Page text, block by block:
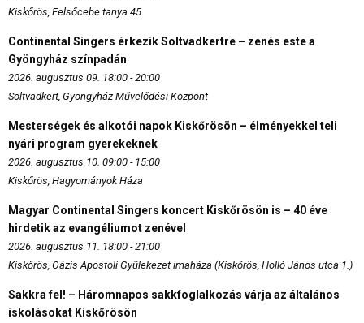
Kiskőrös, Felsőcebe tanya 45.
Continental Singers érkezik Soltvadkertre – zenés este a
Gyöngyház színpadán
2026. augusztus 09. 18:00 - 20:00
Soltvadkert, Gyöngyház Művelődési Központ
Mesterségek és alkotói napok Kiskőrösön – élményekkel teli
nyári program gyerekeknek
2026. augusztus 10. 09:00 - 15:00
Kiskőrös, Hagyományok Háza
Magyar Continental Singers koncert Kiskőrösön is – 40 éve
hirdetik az evangéliumot zenével
2026. augusztus 11. 18:00 - 21:00
Kiskőrös, Oázis Apostoli Gyülekezet imaháza (Kiskőrös, Holló János utca 1.)
Sakkra fel! – Háromnapos sakkfoglalkozás várja az általános
iskolásokat Kiskőrösön